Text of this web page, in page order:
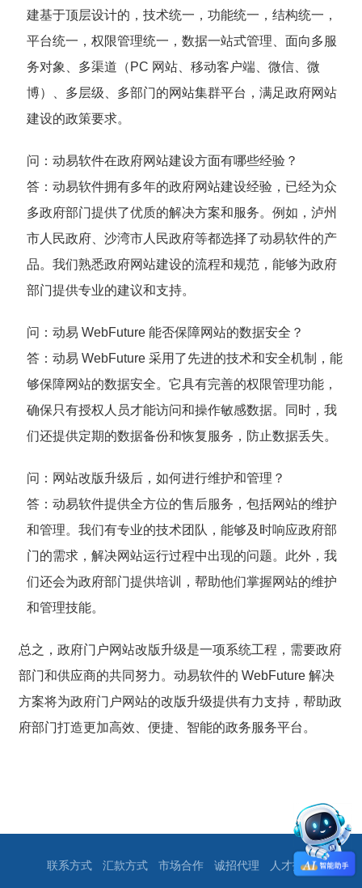
建基于顶层设计的，技术统一，功能统一，结构统一，
平台统一，权限管理统一，数据一站式管理、面向多服
务对象、多渠道（PC 网站、移动客户端、微信、微
博）、多层级、多部门的网站集群平台，满足政府网站
建设的政策要求。
问 ：动易软件在政府网站建设方面有哪些经验？
答：动易软件拥有多年的政府网站建设经验，已经为众
多政府部门提供了优质的解决方案和服务。例如，泸州
市人民政府、沙湾市人民政府等都选择了动易软件的产
品。我们熟悉政府网站建设的流程和规范，能够为政府
部门提供专业的建议和支持。
问 ：动易 WebFuture 能否保障网站的数据安全？
答：动易 WebFuture 采用了先进的技术和安全机制，能
够保障网站的数据安全。它具有完善的权限管理功能，
确保只有授权人员才能访问和操作敏感数据。同时，我
们还提供定期的数据备份和恢复服务，防止数据丢失。
问 ：网站改版升级后，如何进行维护和管理？
答：动易软件提供全方位的售后服务，包括网站的维护
和管理。我们有专业的技术团队，能够及时响应政府部
门的需求，解决网站运行过程中出现的问题。此外，我
们还会为政府部门提供培训，帮助他们掌握网站的维护
和管理技能。
总之，政府门户网站改版升级是一项系统工程，需要政府
部门和供应商的共同努力。动易软件的 WebFuture 解决
方案将为政府门户网站的改版升级提供有力支持，帮助政
府部门打造更加高效、便捷、智能的政务服务平台。
联系方式 汇款方式 市场合作 诚招代理 人才招聘